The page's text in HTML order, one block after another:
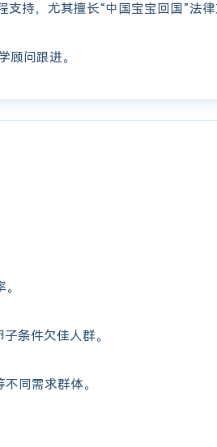
持，尤其擅长“中国宝宝回国”法
顾问跟进。
条件欠佳人群。
同需求群体。